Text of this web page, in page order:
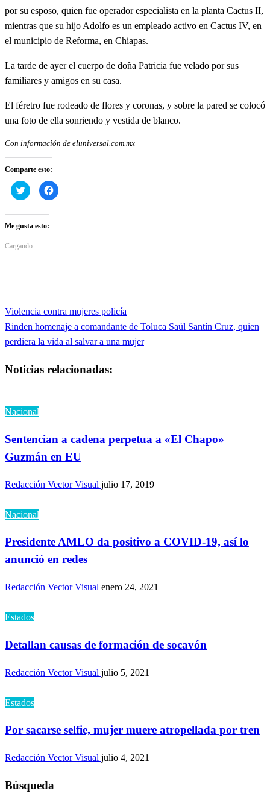
por su esposo, quien fue operador especialista en la planta Cactus II,
mientras que su hijo Adolfo es un empleado activo en Cactus IV, en
el municipio de Reforma, en Chiapas.
La tarde de ayer el cuerpo de doña Patricia fue velado por sus
familiares y amigos en su casa.
El féretro fue rodeado de flores y coronas, y sobre la pared se colocó
una foto de ella sonriendo y vestida de blanco.
Con información de eluniversal.com.mx
Comparte esto:
Haz
clic
en
Twitter
(Se
en
Haz
clic
Me gusta esto:
Cargando...
Navegación
de
Entrada
anterior
Violencia contra mujeres policía
Entrada
siguiente
Rinden homenaje a comandante de Toluca Saúl Santín Cruz, quien
perdiera la vida al salvar a una mujer
Noticias relacionadas:
Nacional
Sentencian a cadena perpetua a «El Chapo»
Guzmán en EU
Redacción Vector Visual julio 17, 2019
Nacional
Presidente AMLO da positivo a COVID-19, así lo
anunció en redes
Redacción Vector Visual enero 24, 2021
Estados
Detallan causas de formación de socavón
Redacción Vector Visual julio 5, 2021
Estados
Por sacarse selfie, mujer muere atropellada por tren
Redacción Vector Visual julio 4, 2021
Búsqueda